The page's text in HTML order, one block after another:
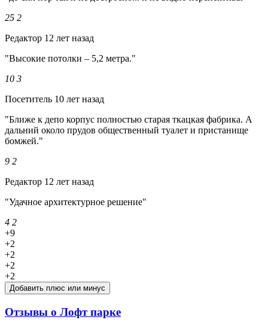
25 2
Редактор 12 лет назад
"Высокие потолки – 5,2 метра."
10 3
Посетитель 10 лет назад
"Ближе к депо корпус полностью старая ткацкая фабрика. А
дальний около прудов общественный туалет и пристанище
бомжей."
9 2
Редактор 12 лет назад
"Удачное архитектурное решение"
4 2
+9
+2
+2
+2
+2
Добавить плюс или минус
Отзывы о Лофт парке